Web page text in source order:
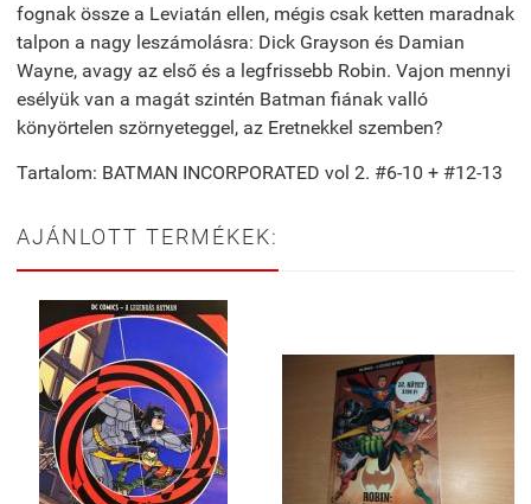
fognak össze a Leviatán ellen, mégis csak ketten maradnak
talpon a nagy leszámolásra: Dick Grayson és Damian
Wayne, avagy az első és a legfrissebb Robin. Vajon mennyi
esélyük van a magát szintén Batman fiának valló
könyörtelen szörnyeteggel, az Eretnekkel szemben?
Tartalom: BATMAN INCORPORATED vol 2. #6-10 + #12-13
AJÁNLOTT TERMÉKEK: